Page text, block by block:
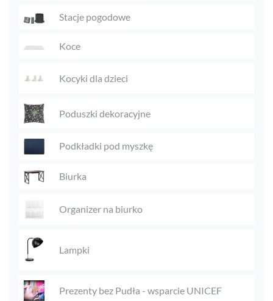
Stacje pogodowe
Koce
Kocyki dla dzieci
Poduszki dekoracyjne
Podkładki pod myszkę
Biurka
Organizer na biurko
Lampki
Prezenty bez Pudła - wsparcie UNICEF